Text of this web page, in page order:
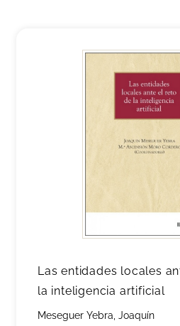
Las entidades locales
la inteligencia artificial
Meseguer Yebra, Joaquín